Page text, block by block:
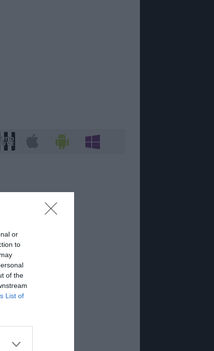
or
to
of the
List of